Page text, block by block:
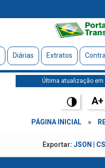
Diárias Extratos
Última atualização
A+
PÁGINA INICIAL »
Exportar: JSON